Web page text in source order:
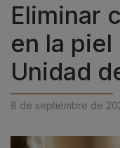
Eliminar
en la
Unidad
8 de septiembre de